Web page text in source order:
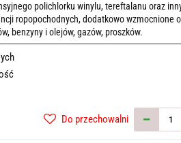
polichlorku winylu, tereftalanu oraz
ropopochodnych, dodatkowo wzmocnione
benzyny i olejów, gazów, proszków.
Do przechowalni